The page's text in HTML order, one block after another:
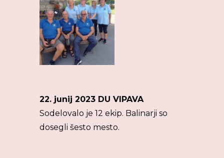
22. junij 2023 DU VIPAVA
Sodelovalo je 12 ekip. Balinarji so
dosegli šesto mesto.